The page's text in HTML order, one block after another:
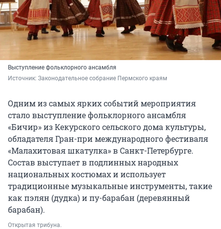
Выступление фольклорного ансамбля
Источник: Законодательное собрание Пермского краям
Одним из самых ярких событий мероприятия
стало выступление фольклорного ансамбля
«Бичир» из Кекурского сельского дома культуры,
обладателя Гран-при международного фестиваля
«Малахитовая шкатулка» в Санкт-Петербурге.
Состав выступает в подлинных народных
национальных костюмах и использует
традиционные музыкальные инструменты, такие
как пэлян (дудка) и пу-барабан (деревянный
барабан).
Открытая трибуна.